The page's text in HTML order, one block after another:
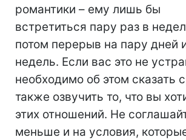
романтики – ему лишь бы
встретиться пару раз в
потом перерыв на пару дней
недель. Если вас это не
необходимо об этом сказать
также озвучить то, что вы
этих отношений. Не
меньше и на условия,